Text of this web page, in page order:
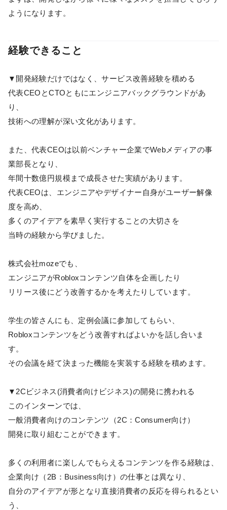
ようになります。
経験できること
▼開発経験だけではなく、サービス改善経験を積める
代表CEOとCTOともにエンジニアバックグラウンドがあ
り、
技術への理解が深い文化があります。
また、代表CEOは以前ベンチャー企業でWebメディアの事
業部長となり、
年間十数億円規模まで成長させた実績があります。
代表CEOは、エンジニアやデザイナー自身がユーザー解像
度を高め、
多くのアイデアを素早く実行することの大切さを
当時の経験から学びました。
株式会社mozeでも、
エンジニアがRobloxコンテンツ自体を企画したり
リリース後にどう改善するかを考えたりしています。
学生の皆さんにも、定例会議に参加してもらい、
Robloxコンテンツをどう改善すればよいかを話し合いま
す。
その会議を経て決まった機能を実装する経験を積めます。
▼2Cビジネス(消費者向けビジネス)の開発に携われる
このインターンでは、
一般消費者向けのコンテンツ（2C：Consumer向け）
開発に取り組むことができます。
多くの利用者に楽しんでもらえるコンテンツを作る経験は、
企業向け（2B：Business向け）の仕事とは異なり、
自分のアイデアが形となり直接消費者の反応を得られるとい
う、